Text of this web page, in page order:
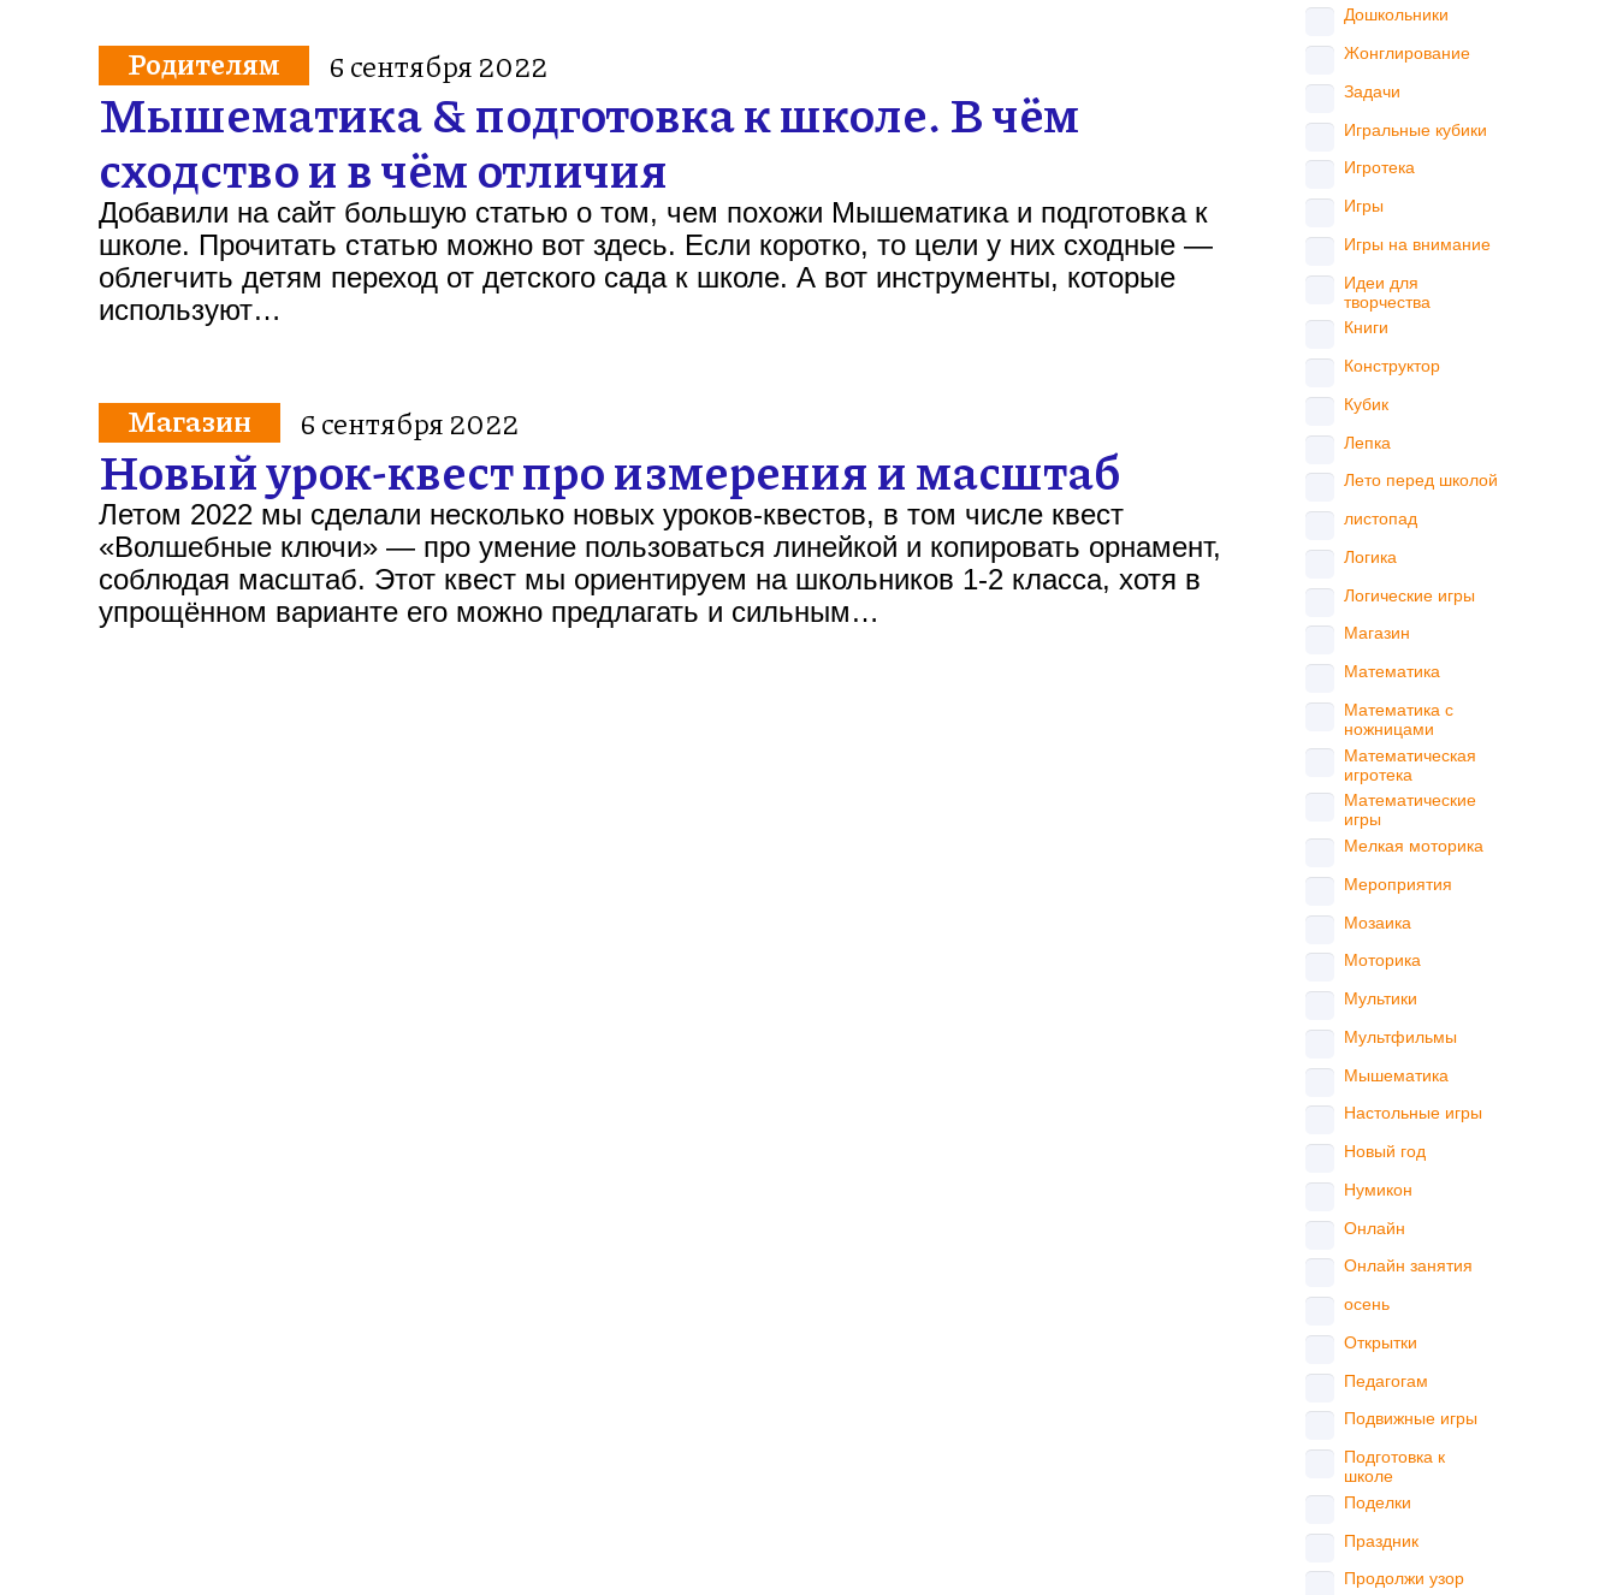
Родителям 6 сентября 2022
Мышематика & подготовка к школе. В чём
сходство и в чём отличия
Добавили на сайт большую статью о том, чем похожи Мышематика и подготовка к
школе. Прочитать статью можно вот здесь. Если коротко, то цели у них сходные —
облегчить детям переход от детского сада к школе. А вот инструменты, которые
используют…
Магазин 6 сентября 2022
Новый урок-квест про измерения и масштаб
Летом 2022 мы сделали несколько новых уроков-квестов, в том числе квест
«Волшебные ключи» — про умение пользоваться линейкой и копировать орнамент,
соблюдая масштаб. Этот квест мы ориентируем на школьников 1-2 класса, хотя в
упрощённом варианте его можно предлагать и сильным…
Дошкольники
Жонглирование
Задачи
Игральные кубики
Игротека
Игры
Игры на внимание
Идеи для
творчества
Книги
Конструктор
Кубик
Лепка
Лето перед школой
листопад
Логика
Логические игры
Магазин
Математика
Математика с
ножницами
Математическая
игротека
Математические
игры
Мелкая моторика
Мероприятия
Мозаика
Моторика
Мультики
Мультфильмы
Мышематика
Настольные игры
Новый год
Нумикон
Онлайн
Онлайн занятия
осень
Открытки
Педагогам
Подвижные игры
Подготовка к
школе
Поделки
Праздник
Продолжи узор